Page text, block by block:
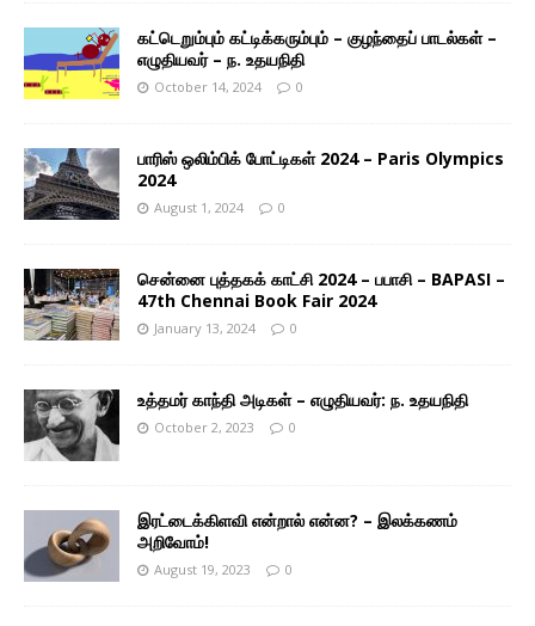
கட்டெறும்பும் கட்டிக்கரும்பும் – குழந்தைப் பாடல்கள் –
எழுதியவர் – ந. உதயநிதி
October 14, 2024 0
பாரிஸ் ஒலிம்பிக் போட்டிகள் 2024 – Paris Olympics
2024
August 1, 2024 0
சென்னை புத்தகக் காட்சி 2024 – பபாசி – BAPASI –
47th Chennai Book Fair 2024
January 13, 2024 0
உத்தமர் காந்தி அடிகள் – எழுதியவர்: ந. உதயநிதி
October 2, 2023 0
இரட்டைக்கிளவி என்றால் என்ன? – இலக்கணம்
அறிவோம்!
August 19, 2023 0